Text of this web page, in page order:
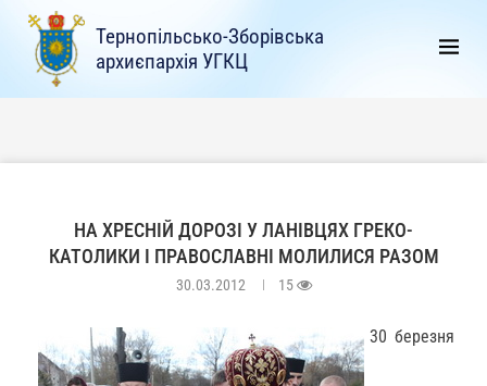
Тернопільсько-Зборівська
архиєпархія УГКЦ
НА ХРЕСНІЙ ДОРОЗІ У ЛАНІВЦЯХ ГРЕКО-
КАТОЛИКИ І ПРАВОСЛАВНІ МОЛИЛИСЯ РАЗОМ
30.03.2012 15
30 березня